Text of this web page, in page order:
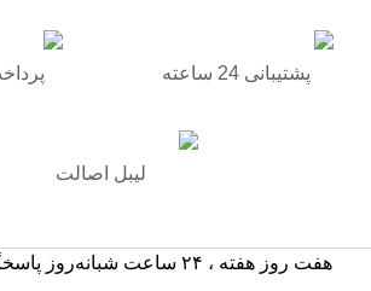
پشتیبانی 24 ساعته
لیبل اصالت
هفت روز هفته ، ۲۴ ساعت شبانه‌روز پاسخگوی شما هستیم